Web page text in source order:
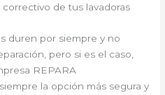
de tus lavadoras
duren por siempre y no
pero si es el caso,
REPARA
la opción más segura y